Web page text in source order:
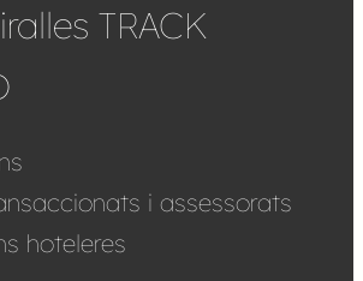
TRACK
i assessorats
hoteleres